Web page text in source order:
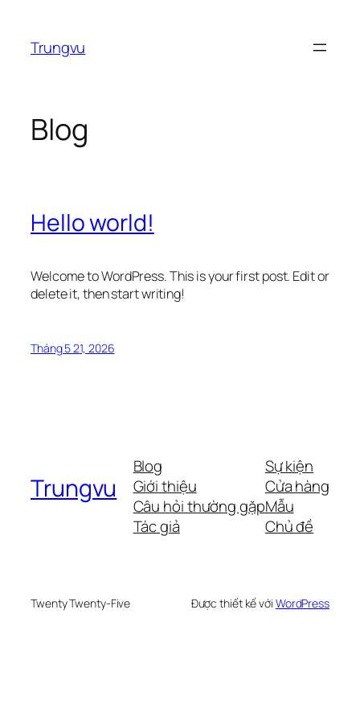
phầnTrungvu
Blog
Hello world!
Welcome to WordPress. This is your first post. Edit or
delete it, then start writing!
Tháng 5 21, 2026
Trungvu
Blog
Giới thiệu
Câu hỏi thường gặp
Tác giả
Sự kiện
Cửa hàng
Mẫu
Chủ đề
Twenty Twenty-Five Được thiết kế với WordPress